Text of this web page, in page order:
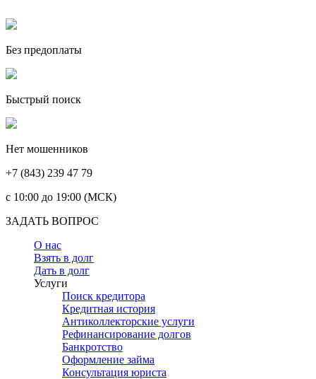
Без предоплаты
Быстрый поиск
Нет мошенников
+7 (843) 239 47 79
c 10:00 до 19:00 (МСК)
ЗАДАТЬ ВОПРОС
О нас
Взять в долг
Дать в долг
Услуги
Поиск кредитора
Кредитная история
Антиколлекторские услуги
Рефинансирование долгов
Банкротство
Оформление займа
Консультация юриста